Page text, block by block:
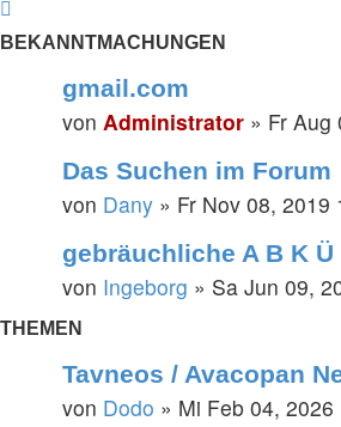
BEKANNTMACHUNGEN
gmail.com
von Administrator » Fr Aug
Das Suchen im Forum
von Dany » Fr Nov 08, 2019
gebräuchliche A B K Ü
von Ingeborg » Sa Jun 09,
THEMEN
Tavneos / Avacopan
von Dodo » Mi Feb 04, 2026